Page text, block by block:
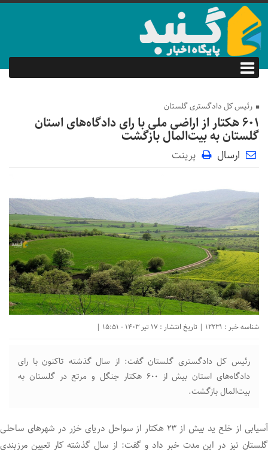
رئیس کل دادگستری گلستان
۶۰۱ هکتار از اراضی ملی با رای دادگاه‌های استان
گلستان به بیت‌المال بازگشت
ارسال پرینت
شناسه خبر : 12231 | تاریخ انتشار : 17 تیر 1403 - 15:51 |
رئیس کل دادگستری گلستان گفت: از سال گذشته تاکنون با رای
دادگاه‌های استان بیش از ۶۰۰ هکتار جنگل و مرتع در گلستان به
بیت‌المال بازگشت.
آسیابی از خلع ید بیش از ۲۳ هکتار از سواحل دریای خزر در شهر‌های ساحلی
گلستان نیز در این مدت خبر داد و گفت: از سال گذشته کار تعیین مرزبندی